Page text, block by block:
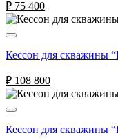
₽ 75 400
Кессон для скважины
₽ 108 800
Кессон для скважины